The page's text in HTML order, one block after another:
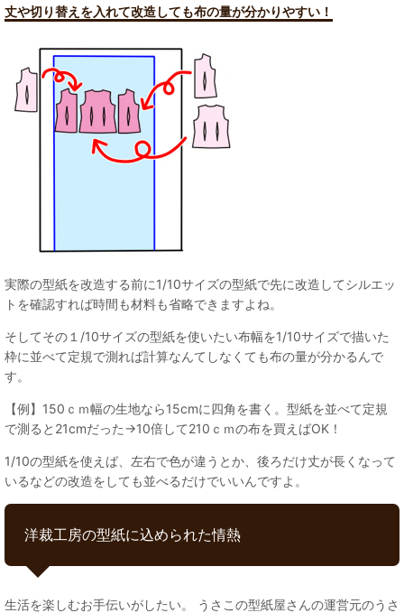
丈や切り替えを入れて改造しても布の量が分かりやすい！
実際の型紙を改造する前に1/10サイズの型紙で先に改造してシルエッ
トを確認すれば時間も材料も省略できますよね。
そしてその１/10サイズの型紙を使いたい布幅を1/10サイズで描いた
枠に並べて定規で測れば計算なんてしなくても布の量が分かるんで
す。
【例】150ｃｍ幅の生地なら15cmに四角を書く。型紙を並べて定規
で測ると21cmだった→10倍して210ｃｍの布を買えばOK！
1/10の型紙を使えば、左右で色が違うとか、後ろだけ丈が長くなって
いるなどの改造をしても並べるだけでいいんですよ。
洋裁工房の型紙に込められた情熱
生活を楽しむお手伝いがしたい。 うさこの型紙屋さんの運営元のうさ